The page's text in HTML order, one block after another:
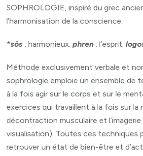
SOPHROLOGIE, inspiré du grec
l’harmonisation de la conscience.
*sôs : harmonieux;phren : l’esprit;
Méthode exclusivement verbale et
sophrologie emploie un ensemble de
à la fois agir sur le corps et sur le
exercices qui travaillent à la fois sur la
décontraction musculaire et
visualisation). Toutes ces techniques
retrouver un état de bien-être et